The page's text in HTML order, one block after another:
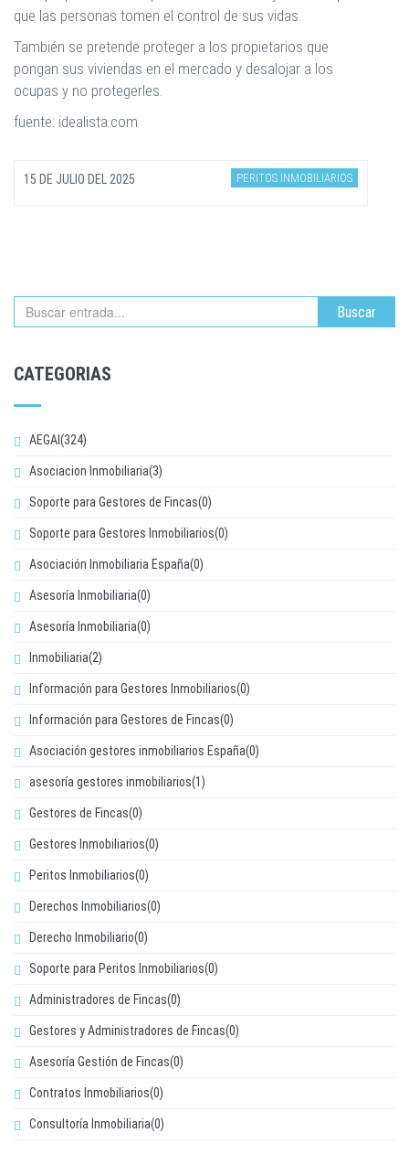
que las personas tomen el control de sus vidas.
También se pretende proteger a los propietarios que
pongan sus viviendas en el mercado y desalojar a los
ocupas y no protegerles.
fuente: idealista.com
15 DE JULIO DEL 2025 PERITOS INMOBILIARIOS
Buscar
CATEGORIAS
AEGAI(324)
Asociacion Inmobiliaria(3)
Soporte para Gestores de Fincas(0)
Soporte para Gestores Inmobiliarios(0)
Asociación Inmobiliaria España(0)
Asesoría Inmobiliaria(0)
Asesoría Inmobiliaria(0)
Inmobiliaria(2)
Información para Gestores Inmobiliarios(0)
Información para Gestores de Fincas(0)
Asociación gestores inmobiliarios España(0)
asesoría gestores inmobiliarios(1)
Gestores de Fincas(0)
Gestores Inmobiliarios(0)
Peritos Inmobiliarios(0)
Derechos Inmobiliarios(0)
Derecho Inmobiliario(0)
Soporte para Peritos Inmobiliarios(0)
Administradores de Fincas(0)
Gestores y Administradores de Fincas(0)
Asesoría Gestión de Fincas(0)
Contratos Inmobiliarios(0)
Consultoría Inmobiliaria(0)